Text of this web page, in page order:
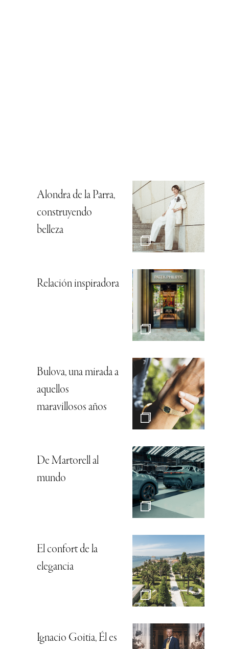
Alondra de la Parra,
construyendo
belleza
Relación inspiradora
Bulova, una mirada a
aquellos
maravillosos años
De Martorell al
mundo
El confort de la
elegancia
Ignacio Goitia, Él es